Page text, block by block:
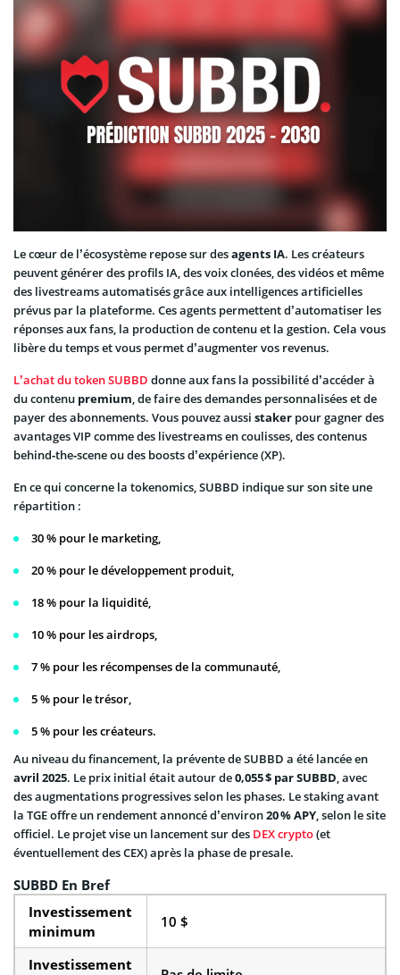
Le cœur de l’écosystème repose sur desagents IA. Les créateurs
peuvent générer des profils IA, des voix clonées, des vidéos et même
des livestreams automatisés grâce aux intelligences artificielles
prévus par la plateforme. Ces agents permettent d’automatiser les
réponses aux fans, la production de contenu et la gestion. Cela vous
libère du temps et vous permet d’augmenter vos revenus.
L’achat du token SUBBD donne aux fans la possibilité d’accéder à
du contenu premium, de faire des demandes personnalisées et de
payer des abonnements. Vous pouvez aussi staker pour gagner des
avantages VIP comme des livestreams en coulisses, des contenus
behind‑the‑scene ou des boosts d’expérience (XP).
En ce qui concerne la tokenomics, SUBBD indique sur son site une
répartition :
30 % pour le marketing,
20 % pour le développement produit,
18 % pour la liquidité,
10 % pour les airdrops,
7 % pour les récompenses de la communauté,
5 % pour le trésor,
5 % pour les créateurs.
Au niveau du financement, la prévente de SUBBD a été lancée en
avril 2025. Le prix initial était autour de0,055 $ par SUBBD, avec
des augmentations progressives selon les phases. Le staking avant
la TGE offre un rendement annoncé d’environ20 % APY, selon le site
officiel. Le projet vise un lancement sur des DEX crypto(et
éventuellement des CEX) après la phase de presale.
SUBBD En Bref
Investissement
minimum
10 $
Investissement